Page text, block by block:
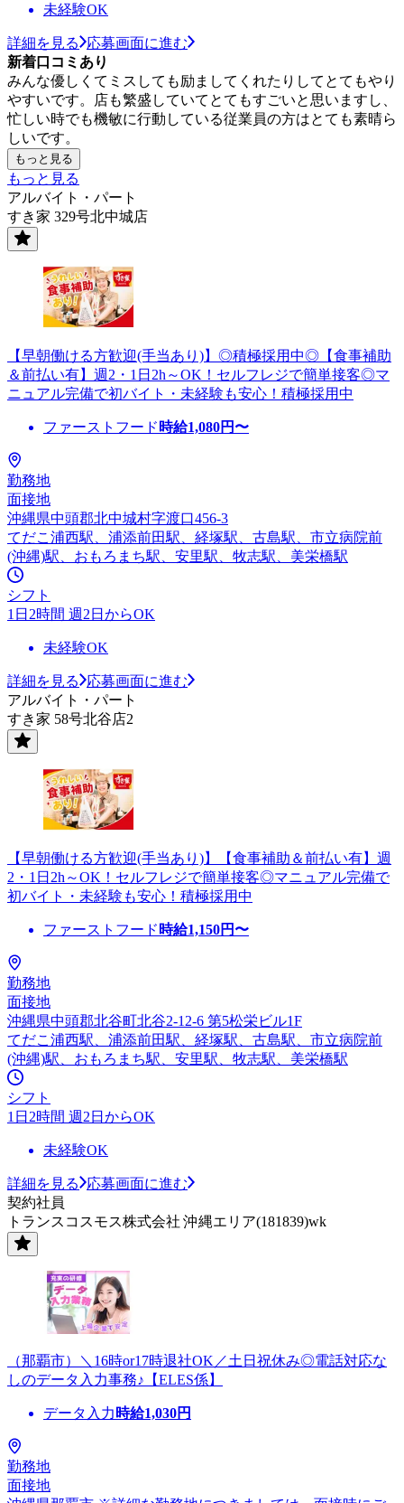
未経験OK
詳細を見る
応募画面に進む
新着口コミあり
みんな優しくてミスしても励ましてくれたりしてとてもやり
やすいです。店も繁盛していてとてもすごいと思いますし、
忙しい時でも機敏に行動している従業員の方はとても素晴ら
しいです。
もっと見る
もっと見る
アルバイト・パート
すき家 329号北中城店
【早朝働ける方歓迎(手当あり)】◎積極採用中◎【食事補助
＆前払い有】週2・1日2h～OK！セルフレジで簡単接客◎マ
ニュアル完備で初バイト・未経験も安心！積極採用中
ファーストフード 時給1,080円〜
勤務地
面接地
沖縄県中頭郡北中城村字渡口456-3
てだこ浦西駅、浦添前田駅、経塚駅、古島駅、市立病院前
(沖縄)駅、おもろまち駅、安里駅、牧志駅、美栄橋駅
シフト
1日2時間 週2日からOK
未経験OK
詳細を見る
応募画面に進む
アルバイト・パート
すき家 58号北谷店2
【早朝働ける方歓迎(手当あり)】【食事補助＆前払い有】週
2・1日2h～OK！セルフレジで簡単接客◎マニュアル完備で
初バイト・未経験も安心！積極採用中
ファーストフード 時給1,150円〜
勤務地
面接地
沖縄県中頭郡北谷町北谷2-12-6 第5松栄ビル1F
てだこ浦西駅、浦添前田駅、経塚駅、古島駅、市立病院前
(沖縄)駅、おもろまち駅、安里駅、牧志駅、美栄橋駅
シフト
1日2時間 週2日からOK
未経験OK
詳細を見る
応募画面に進む
契約社員
トランスコスモス株式会社 沖縄エリア(181839)wk
（那覇市）＼16時or17時退社OK／土日祝休み◎電話対応な
しのデータ入力事務♪【ELES係】
データ入力 時給1,030円
勤務地
面接地